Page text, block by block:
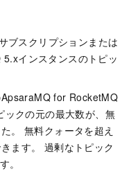
ブスクリプションまたは
5.xインスタンスのトピッ
for RocketMQ
ックの元の最大数が、無
。 無料クォータを超え
ます。 過剰なトピック
。